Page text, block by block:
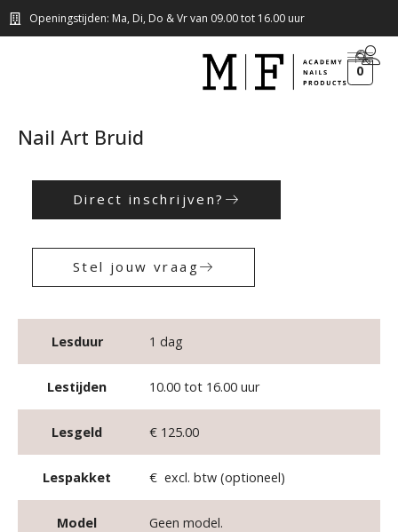
Openingstijden: Ma, Di, Do & Vr van 09.00 tot 16.00 uur
0
Nail Art Bruid
Direct inschrijven?
Stel jouw vraag
Lesduur 1 dag
Lestijden 10.00 tot 16.00 uur
Lesgeld € 125.00
Lespakket € excl. btw (optioneel)
Model Geen model.